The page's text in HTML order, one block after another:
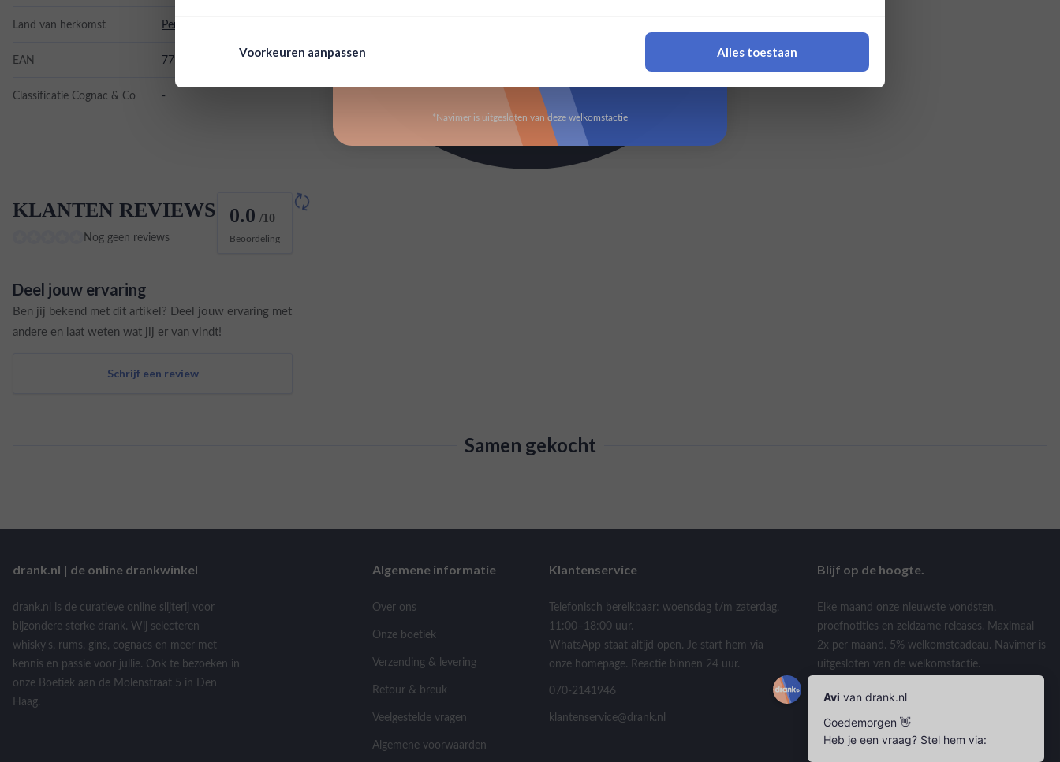
Land van herkomst Peru
EAN 7752309000603
Classificatie Cognac & Co -
KLANTEN REVIEWS
Nog geen reviews
0.0 /10
Beoordeling
Deel jouw ervaring
Ben jij bekend met dit artikel? Deel jouw ervaring met
andere en laat weten wat jij er van vindt!
Schrijf een review
Samen gekocht
drank.nl | de online drankwinkel
drank.nl is de curatieve online slijterij voor
bijzondere sterke drank. Wij selecteren
whisky's, rums, gins, cognacs en meer met
kennis en passie voor jullie. Ook te bezoeken in
onze Boetiek aan de Molenstraat 5 in Den
Haag.
Algemene informatie
Over ons
Onze boetiek
Verzending & levering
Retour & breuk
Veelgestelde vragen
Algemene voorwaarden
Klantenservice
Telefonisch bereikbaar: woensdag t/m zaterdag,
11:00–18:00 uur.
WhatsApp staat altijd open. Je start hem via
onze homepage. Reactie binnen 24 uur.
070-2141946
klantenservice@drank.nl
Blijf op de hoogte.
Elke maand onze nieuwste vondsten,
proefnotities en zeldzame releases. Maximaal
2x per maand. 5% welkomstcadeau. Navimer is
uitgesloten van de welkomstactie.
Voorkeuren aanpassen Alles toestaan
*Navimer is uitgesloten van deze welkomstactie